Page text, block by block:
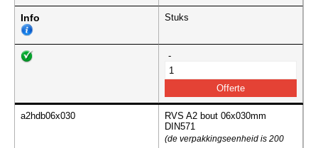
Info Stuks
-
a2hdb06x030
RVS A2 bout 06x030mm
DIN571
(de verpakkingseenheid is 200